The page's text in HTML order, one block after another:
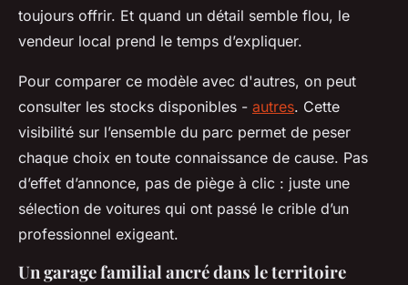
toujours offrir. Et quand un détail semble flou, le
vendeur local prend le temps d’expliquer.
Pour comparer ce modèle avec d'autres, on peut
consulter les stocks disponibles - autres. Cette
visibilité sur l’ensemble du parc permet de peser
chaque choix en toute connaissance de cause. Pas
d’effet d’annonce, pas de piège à clic : juste une
sélection de voitures qui ont passé le crible d’un
professionnel exigeant.
Un garage familial ancré dans le territoire